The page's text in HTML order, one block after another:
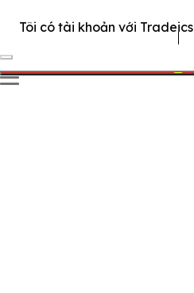
Tôi có tài khoản với Tradeics